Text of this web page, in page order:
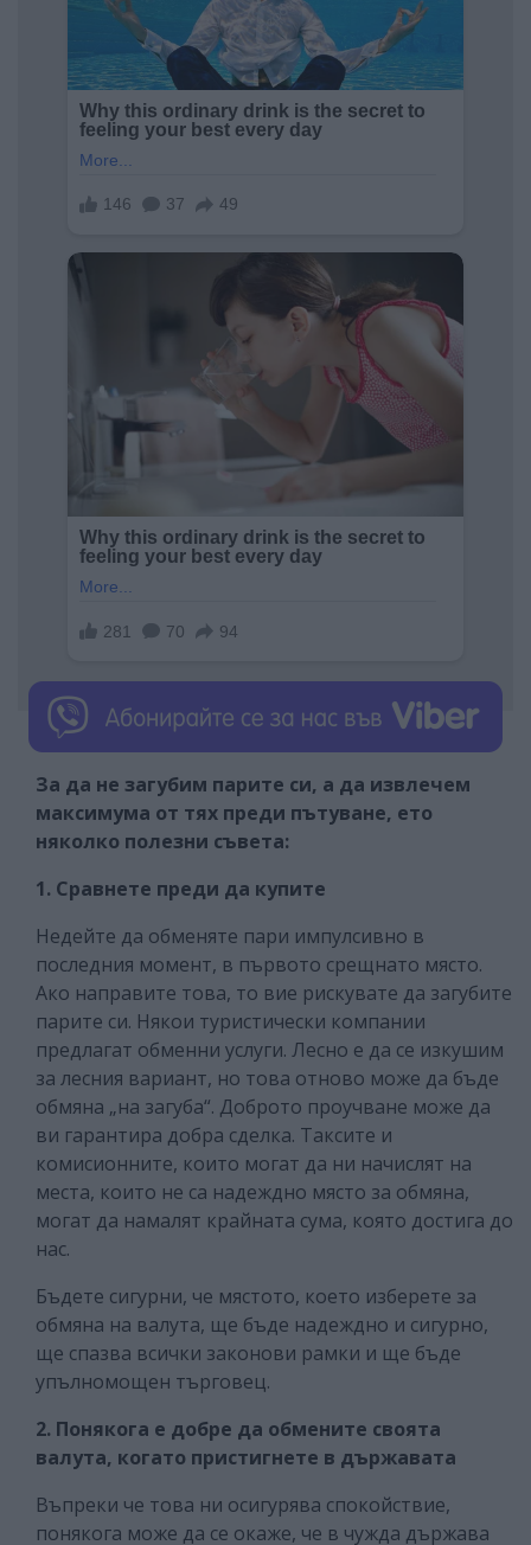
За да не загубим парите си, а да извлечем
максимума от тях преди пътуване, ето
няколко полезни съвета:
1. Сравнете преди да купите
Недейте да обменяте пари импулсивно в
последния момент, в първото срещнато място.
Ако направите това, то вие рискувате да загубите
парите си. Някои туристически компании
предлагат обменни услуги. Лесно е да се изкушим
за лесния вариант, но това отново може да бъде
обмяна „на загуба“. Доброто проучване може да
ви гарантира добра сделка. Таксите и
комисионните, които могат да ни начислят на
места, които не са надеждно място за обмяна,
могат да намалят крайната сума, която достига до
нас.
Бъдете сигурни, че мястото, което изберете за
обмяна на валута, ще бъде надеждно и сигурно,
ще спазва всички законови рамки и ще бъде
упълномощен търговец.
2. Понякога е добре да обмените своята
валута, когато пристигнете в държавата
Въпреки че това ни осигурява спокойствие,
понякога може да се окаже, че в чужда държава